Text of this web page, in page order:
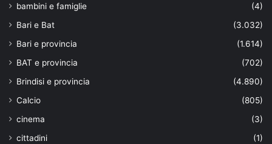
bambini e famiglie
(4)
Bari e Bat
(3.032)
Bari e provincia
(1.614)
BAT e provincia
(702)
Brindisi e provincia
(4.890)
Calcio
(805)
cinema
(3)
cittadini
(1)